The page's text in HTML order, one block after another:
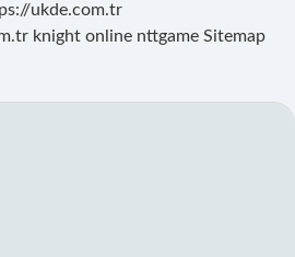
ukde.com.tr
knight online nttgame Sitemap